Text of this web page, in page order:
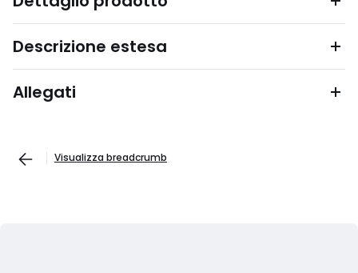
Descrizione estesa
Allegati
Visualizza breadcrumb